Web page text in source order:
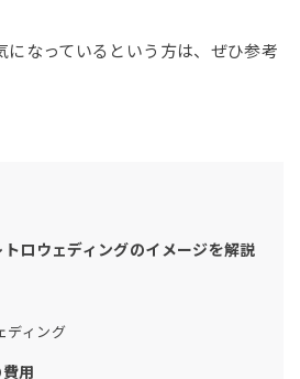
になっているという方は、ぜひ参考
トロウェディングのイメージを解説
ディング
用